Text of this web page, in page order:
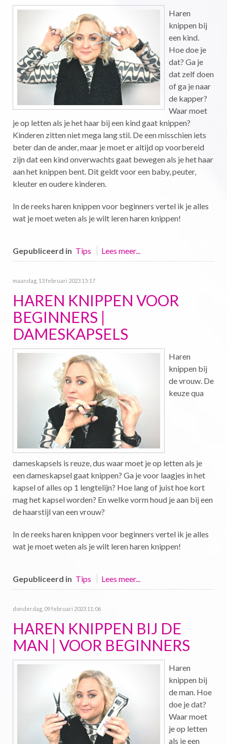
Haren
knippen bij
een kind.
Hoe doe je
dat? Ga je
dat zelf doen
of ga je naar
de kapper?
Waar moet
je op letten als je het haar bij een kind gaat knippen?
Kinderen zitten niet mega lang stil. De een misschien iets
beter dan de ander, maar je moet er altijd op voorbereid
zijn dat een kind onverwachts gaat bewegen als je het haar
aan het knippen bent. Dit geldt voor een baby, peuter,
kleuter en oudere kinderen.
In de reeks haren knippen voor beginners vertel ik je alles
wat je moet weten als je wilt leren haren knippen!
Gepubliceerd in Tips Lees meer...
maandag, 13 februari 2023 15:17
HAREN KNIPPEN VOOR
BEGINNERS |
DAMESKAPSELS
Haren
knippen bij
de vrouw. De
keuze qua
dameskapsels is reuze, dus waar moet je op letten als je
een dameskapsel gaat knippen? Ga je voor laagjes in het
kapsel of alles op 1 lengtelijn? Hoe lang of juist hoe kort
mag het kapsel worden? En welke vorm houd je aan bij een
de haarstijl van een vrouw?
In de reeks haren knippen voor beginners vertel ik je alles
wat je moet weten als je wilt leren haren knippen!
Gepubliceerd in Tips Lees meer...
donderdag, 09 februari 2023 11:06
HAREN KNIPPEN BIJ DE
MAN | VOOR BEGINNERS
Haren
knippen bij
de man. Hoe
doe je dat?
Waar moet
je op letten
als je een